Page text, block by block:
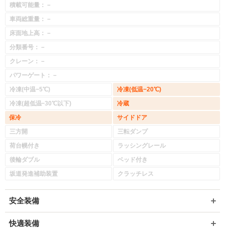
積載可能量：－
車両総重量：－
床面地上高：－
分類番号：－
クレーン：－
パワーゲート：－
冷凍(中温−5℃)
冷凍(低温−20℃)
冷凍(超低温−30℃以下)
冷蔵
保冷
サイドドア
三方開
三転ダンプ
荷台幌付き
ラッシングレール
後輪ダブル
ベッド付き
坂道発進補助装置
クラッチレス
安全装備
快適装備